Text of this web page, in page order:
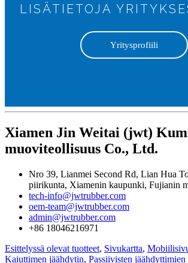
LISÄTIETOJA
Yritysprofiili
Xiamen Jin Weitai (jwt)
muoviteollisuus Co., Ltd.
Nro 39, Lianmei Second Rd, Lian Hua
piirikunta, Xiamenin kaupunki, Fujianin
tech-info@jwtrubber.com
oem-team@jwtrubber.com
admin@jwtrubber.com
+86 18046216971
Esittelyssä olevat tuotteet, Sivukartta,
Kaiuttimen jäähdytin, Passiivisten jäähdyttimien